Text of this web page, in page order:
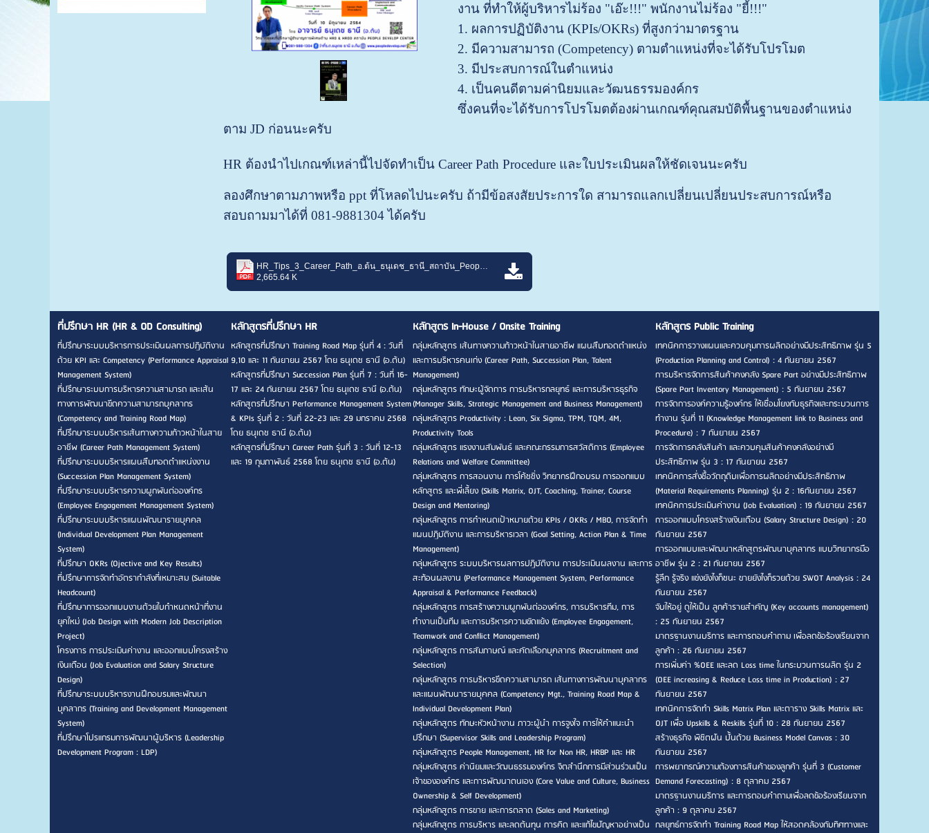
งาน ที่ทำให้ผู้บริหารไม่ร้อง "เอ๊ะ!!!" พนักงานไม่ร้อง "ยี้!!!"
1. ผลการปฏิบัติงาน (KPIs/OKRs) ที่สูงกว่ามาตรฐาน
2. มีความสามารถ (Competency) ตามตำแหน่งที่จะได้รับโปรโมต
3. มีประสบการณ์ในตำแหน่ง
4. เป็นคนดีตามค่านิยมและวัฒนธรรมองค์กร
ซึ่งคนที่จะได้รับการโปรโมตต้องผ่านเกณฑ์คุณสมบัติพื้นฐานของตำแหน่ง
ตาม JD ก่อนนะครับ
HR ต้องนำไปเกณฑ์เหล่านี้ไปจัดทำเป็น Career Path Procedure และใบประเมินผลให้ชัดเจนนะครับ
ลองศึกษาตามภาพหรือ ppt ที่โหลดไปนะครับ ถ้ามีข้อสงสัยประการใด สามารถแลกเปลี่ยนเปลี่ยนประสบการณ์หรือ
สอบถามมาได้ที่ 081-9881304 ได้ครับ
HR_Tips_3_Career_Path_อ.ต้น_ธนุเดช_ธานี_สถาบัน_People_Develop_Center.pdf
2,665.64 K
ที่ปรึกษา HR (HR & OD Consulting)
ที่ปรึกษาระบบบริหารการประเมินผลการปฏิบัติงาน
ด้วย KPI และ Competency (Performance Appraisal
Management System)
ที่ปรึกษาระบบการบริหารความสามารถ และเส้น
ทางการพัฒนาขีดความสามารถบุคลากร
(Competency and Training Road Map)
ที่ปรึกษาระบบบริหารเส้นทางความก้าวหน้าในสาย
อาชีพ (Career Path Management System)
ที่ปรึกษาระบบบริหารแผนสืบทอดตำแหน่งงาน
(Succession Plan Management System)
ที่ปรึกษาระบบบริหารความผูกพันต่อองค์กร
(Employee Engagement Management System)
ที่ปรึกษาระบบบริหารแผนพัฒนารายบุคคล
(Individual Development Plan Management
System)
ที่ปรึกษา OKRs (Ojective and Key Results)
ที่ปรึกษาการจัดทำอัตรากำลังที่เหมาะสม (Suitable
Headcount)
ที่ปรึกษาการออกแบบงานด้วยใบกำหนดหน้าที่งาน
ยุคใหม่ (Job Design with Modern Job Description
Project)
โครงการ การประเมินค่างาน และออกแบบโครงสร้าง
เงินเดือน (Job Evaluation and Salary Structure
Design)
ที่ปรึกษาระบบบริหารงานฝึกอบรมและพัฒนา
บุคลากร (Training and Development Management
System)
ที่ปรึกษาโปรแกรมการพัฒนาผู้บริหาร (Leadership
Development Program : LDP)
หลักสูตรที่ปรึกษา HR
หลักสูตรที่ปรึกษา Training Road Map รุ่นที่ 4 : วันที่
9,10 และ 11 กันยายน 2567 โดย ธนุเดช ธานี (อ.ต้น)
หลักสูตรที่ปรึกษา Succession Plan รุ่นที่ 7 : วันที่ 16-
17 และ 24 กันยายน 2567 โดย ธนุเดช ธานี (อ.ต้น)
หลักสูตรที่ปรึกษา Performance Management System
& KPIs รุ่นที่ 2 : วันที่ 22-23 และ 29 มกราคม 2568
โดย ธนุเดช ธานี (อ.ต้น)
หลักสูตรที่ปรึกษา Career Path รุ่นที่ 3 : วันที่ 12-13
และ 19 กุมภาพันธ์ 2568 โดย ธนุเดช ธานี (อ.ต้น)
หลักสูตร In-House / Onsite Training
กลุ่มหลักสูตร เส้นทางความก้าวหน้าในสายอาชีพ แผนสืบทอดตำแหน่ง
และการบริหารคนเก่ง (Career Path, Succession Plan, Talent
Management)
กลุ่มหลักสูตร ทักษะผู้จัดการ การบริหารกลยุทธ์ และการบริหารธุรกิจ
(Manager Skills, Strategic Management and Business Management)
กลุ่มหลักสูตร Productivity : Lean, Six Sigma, TPM, TQM, 4M,
Productivity Tools
กลุ่มหลักสูตร แรงงานสัมพันธ์ และคณะกรรมการสวัสดิการ (Employee
Relations and Welfare Committee)
กลุ่มหลักสูตร การสอนงาน การโค้ชชิ่ง วิทยากรฝึกอบรม การออกแบบ
หลักสูตร และพี่เลี้ยง (Skills Matrix, OJT, Coaching, Trainer, Course
Design and Mentoring)
กลุ่มหลักสูตร การกำหนดเป้าหมายด้วย KPIs / OKRs / MBO, การจัดทำ
แผนปฏิบัติงาน และการบริหารเวลา (Goal Setting, Action Plan & Time
Management)
กลุ่มหลักสูตร ระบบบริหารผลการปฏิบัติงาน การประเมินผลงาน และการ
สะท้อนผลงาน (Performance Management System, Performance
Appraisal & Performance Feedback)
กลุ่มหลักสูตร การสร้างความผูกพันต่อองค์กร, การบริหารทีม, การ
ทำงานเป็นทีม และการบริหารความขัดแย้ง (Employee Engagement,
Teamwork and Conflict Management)
กลุ่มหลักสูตร การสัมภาษณ์ และคัดเลือกบุคลากร (Recruitment and
Selection)
กลุ่มหลักสูตร การบริหารขีดความสามารถ เส้นทางการพัฒนาบุคลากร
และแผนพัฒนารายบุคคล (Competency Mgt., Training Road Map &
Individual Development Plan)
กลุ่มหลักสูตร ทักษะหัวหน้างาน ภาวะผู้นำ การจูงใจ การให้คำแนะนำ
ปรึกษา (Supervisor Skills and Leadership Program)
กลุ่มหลักสูตร People Management, HR for Non HR, HRBP และ HR
กลุ่มหลักสูตร ค่านิยมและวัฒนธรรมองค์กร จิตสำนึกการมีส่วนร่วมเป็น
เจ้าขององค์กร และการพัฒนาตนเอง (Core Value and Culture, Business
Ownership & Self Development)
กลุ่มหลักสูตร การขาย และการตลาด (Sales and Marketing)
กลุ่มหลักสูตร การบริหาร และลดต้นทุน การคิด และแก้ไขปัญหาอย่างเป็น
หลักสูตร Public Training
เทคนิคการวางแผนและควบคุมการผลิตอย่างมีประสิทธิภาพ รุ่น 5
(Production Planning and Control) : 4 กันยายน 2567
การบริหารจัดการสินค้าคงคลัง Spare Part อย่างมีประสิทธิภาพ
(Spare Part Inventory Management) : 5 กันยายน 2567
การจัดการองค์ความรู้องค์กร ให้เชื่อมโยงกับธุรกิจและกระบวนการ
ทำงาน รุ่นที่ 11 (Knowledge Management link to Business and
Procedure) : 7 กันยายน 2567
การจัดการคลังสินค้า และควบคุมสินค้าคงคลังอย่างมี
ประสิทธิภาพ รุ่น 3 : 17 กันยายน 2567
เทคนิคการสั่งซื้อวัตถุดิบเพื่อการผลิตอย่างมีประสิทธิภาพ
(Material Requirements Planning) รุ่น 2 : 16กันยายน 2567
เทคนิคการประเมินค่างาน (Job Evaluation) : 19 กันยายน 2567
การออกแบบโครงสร้างเงินเดือน (Salary Structure Design) : 20
กันยายน 2567
การออกแบบและพัฒนาหลักสูตรพัฒนาบุคลากร แบบวิทยากรมือ
อาชีพ รุ่น 2 : 21 กันยายน 2567
รู้ลึก รู้จริง แข่งยังไงก็ชนะ ขายยังไงก็รวยด้วย SWOT Analysis : 24
กันยายน 2567
จับให้อยู่ ดูให้เป็น ลูกค้ารายสำคัญ (Key accounts management)
: 25 กันยายน 2567
มาตรฐานงานบริการ และการตอบคำถาม เพื่อลดข้อร้องเรียนจาก
ลูกค้า : 26 กันยายน 2567
การเพิ่มค่า %OEE และลด Loss time ในกระบวนการผลิต รุ่น 2
(OEE increasing & Reduce Loss time in Production) : 27
กันยายน 2567
เทคนิคการจัดทำ Skills Matrix Plan และตาราง Skills Matrix และ
OJT เพื่อ Upskills & Reskills รุ่นที่ 10 : 28 กันยายน 2567
สร้างธุรกิจ พิชิตฝัน ปั้นด้วย Business Model Canvas : 30
กันยายน 2567
การพยากรณ์ความต้องการสินค้าของลูกค้า รุ่นที่ 3 (Customer
Demand Forecasting) : 8 ตุลาคม 2567
มาตรฐานงานบริการ และการตอบคำถามเพื่อลดข้อร้องเรียนจาก
ลูกค้า : 9 ตุลาคม 2567
กลยุทธ์การจัดทำ Training Road Map ให้สอดคล้องกับทิศทางและ